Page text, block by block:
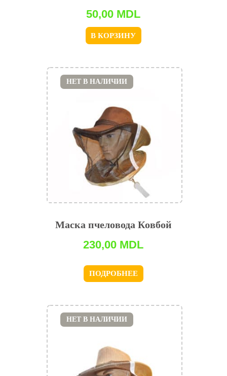
50,00 MDL
В КОРЗИНУ
Маска пчеловода Ковбой
230,00 MDL
ПОДРОБНЕЕ
НЕТ В НАЛИЧИИ
НЕТ В НАЛИЧИИ